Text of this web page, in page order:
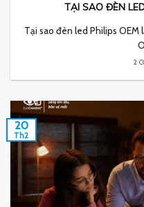
TẠI SAO ĐÈN
Tại sao đèn led Philips
2
20
Th2